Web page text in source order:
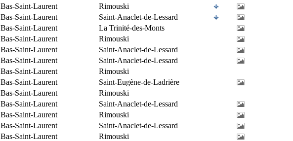
Bas-Saint-Laurent
Rimouski
Bas-Saint-Laurent
Saint-Anaclet-de-Lessard
Bas-Saint-Laurent
La Trinité-des-Monts
Bas-Saint-Laurent
Rimouski
Bas-Saint-Laurent
Saint-Anaclet-de-Lessard
Bas-Saint-Laurent
Saint-Anaclet-de-Lessard
Bas-Saint-Laurent
Rimouski
Bas-Saint-Laurent
Saint-Eugène-de-Ladrière
Bas-Saint-Laurent
Rimouski
Bas-Saint-Laurent
Saint-Anaclet-de-Lessard
Bas-Saint-Laurent
Rimouski
Bas-Saint-Laurent
Saint-Anaclet-de-Lessard
Bas-Saint-Laurent
Rimouski